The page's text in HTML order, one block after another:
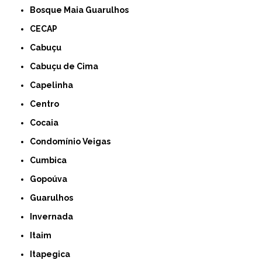
Bosque Maia Guarulhos
CECAP
Cabuçu
Cabuçu de Cima
Capelinha
Centro
Cocaia
Condomínio Veigas
Cumbica
Gopoúva
Guarulhos
Invernada
Itaim
Itapegica